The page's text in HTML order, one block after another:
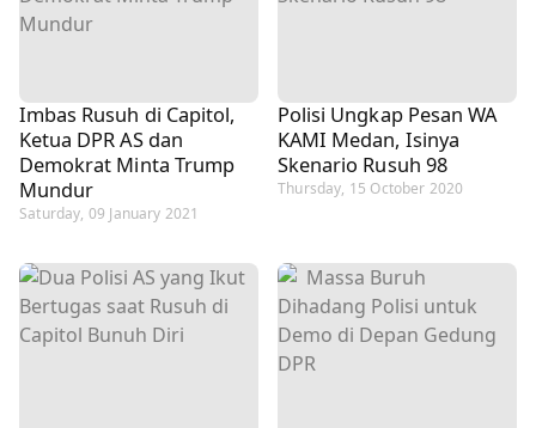
Imbas Rusuh di Capitol,
Ketua DPR AS dan
Demokrat Minta Trump
Mundur
Saturday, 09 January 2021
Polisi Ungkap Pesan WA
KAMI Medan, Isinya
Skenario Rusuh 98
Thursday, 15 October 2020